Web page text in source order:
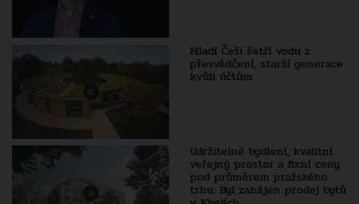
Mladí Češi šetří vodu z
přesvědčení, starší generace
kvůli účtům
Udržitelné bydlení, kvalitní
veřejný prostor a fixní ceny
pod průměrem pražského
trhu. Byl zahájen prodej bytů